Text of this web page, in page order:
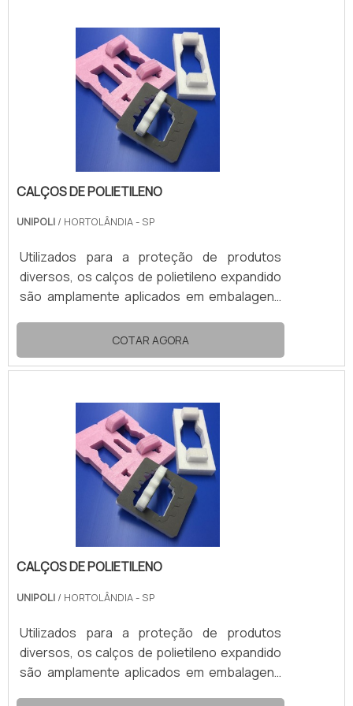
importante entre as propriedades dos
calços polietileno é a capacidade de
absorver impactos. O material atua como
amortecedor, ao evitar que o produto
protegido se choque contra outro.
CALÇOS DE POLIETILENO
UNIPOLI / HORTOLÂNDIA - SP
Utilizados para a proteção de produtos
diversos, os calços de polietileno expandido
são amplamente aplicados em embalagens
composição desses calços é o EPE
(Polietileno Expandido), cujas propriedades
oferecem benefícios ao armazenamento e
importante entre as propriedades dos
calços polietileno é a capacidade de
absorver impactos. O material atua como
amortecedor, ao evitar que o produto
protegido se choque contra outro.
COTAR AGORA
CALÇOS DE POLIETILENO
UNIPOLI / HORTOLÂNDIA - SP
Utilizados para a proteção de produtos
diversos, os calços de polietileno expandido
são amplamente aplicados em embalagens